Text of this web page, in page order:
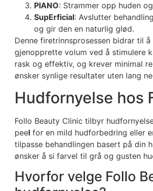
PIANO: Strammer opp huden
SupErficial: Avslutter
og gir den en naturlig glød.
Denne firetrinnsprosessen bidrar til
gjenopprette volum ved å stimulere
rask og effektiv, og krever minimal
ønsker synlige resultater uten lang
Hudfornyelse hos
Follo Beauty Clinic tilbyr
peel for en mild hudforbedring eller
tilpasse behandlingen basert på din
ønsker å si farvel til grå og gusten
Hvorfor velge Follo